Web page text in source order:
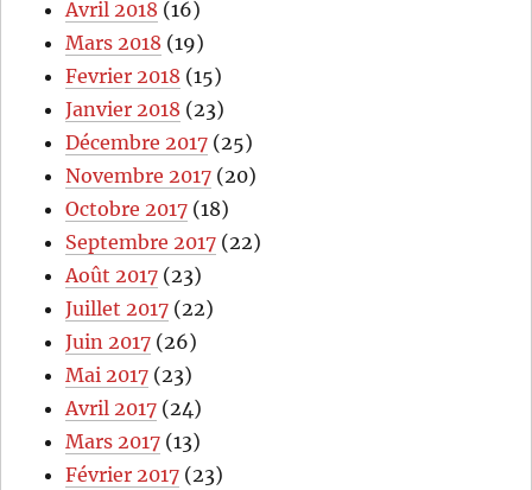
Avril 2018 (16)
Mars 2018 (19)
Fevrier 2018 (15)
Janvier 2018 (23)
Décembre 2017 (25)
Novembre 2017 (20)
Octobre 2017 (18)
Septembre 2017 (22)
Août 2017 (23)
Juillet 2017 (22)
Juin 2017 (26)
Mai 2017 (23)
Avril 2017 (24)
Mars 2017 (13)
Février 2017 (23)